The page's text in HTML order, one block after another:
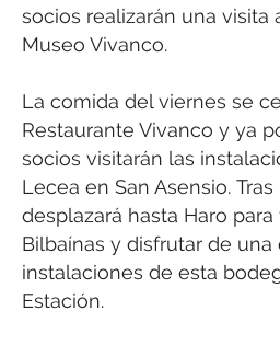
socios realizarán una visita
Museo Vivanco.
La comida del viernes se
Restaurante Vivanco y ya
socios visitarán las
Lecea en San Asensio.
desplazará hasta Haro
Bilbaínas y disfrutar de una
instalaciones de esta
Estación.